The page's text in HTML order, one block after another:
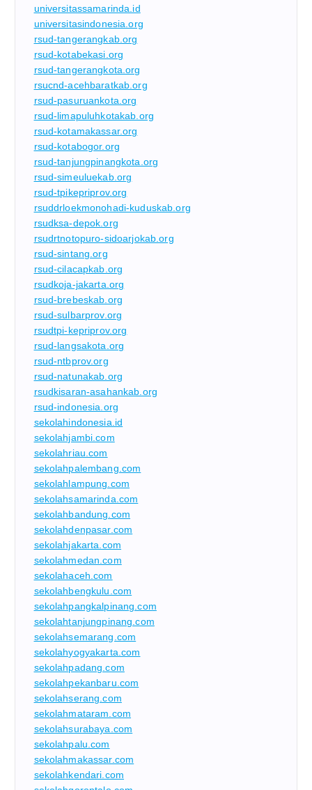
universitassamarinda.id
universitasindonesia.org
rsud-tangerangkab.org
rsud-kotabekasi.org
rsud-tangerangkota.org
rsucnd-acehbaratkab.org
rsud-pasuruankota.org
rsud-limapuluhkotakab.org
rsud-kotamakassar.org
rsud-kotabogor.org
rsud-tanjungpinangkota.org
rsud-simeuluekab.org
rsud-tpikepriprov.org
rsuddrloekmonohadi-kuduskab.org
rsudksa-depok.org
rsudrtnotopuro-sidoarjokab.org
rsud-sintang.org
rsud-cilacapkab.org
rsudkoja-jakarta.org
rsud-brebeskab.org
rsud-sulbarprov.org
rsudtpi-kepriprov.org
rsud-langsakota.org
rsud-ntbprov.org
rsud-natunakab.org
rsudkisaran-asahankab.org
rsud-indonesia.org
sekolahindonesia.id
sekolahjambi.com
sekolahriau.com
sekolahpalembang.com
sekolahlampung.com
sekolahsamarinda.com
sekolahbandung.com
sekolahdenpasar.com
sekolahjakarta.com
sekolahmedan.com
sekolahaceh.com
sekolahbengkulu.com
sekolahpangkalpinang.com
sekolahtanjungpinang.com
sekolahsemarang.com
sekolahyogyakarta.com
sekolahpadang.com
sekolahpekanbaru.com
sekolahserang.com
sekolahmataram.com
sekolahsurabaya.com
sekolahpalu.com
sekolahmakassar.com
sekolahkendari.com